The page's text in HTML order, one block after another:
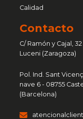
Calidad
Contacto
C/ Ramón y Cajal,
Luceni (Zaragoza)
Pol. Ind. Sant
nave 6 - 08755
(Barcelona)